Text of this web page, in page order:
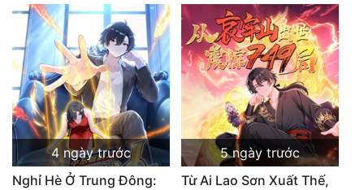
4 ngày trước
Nghỉ Hè Ở Trung Đông:
5 ngày trước
Từ Ai Lao Sơn Xuất Thế,